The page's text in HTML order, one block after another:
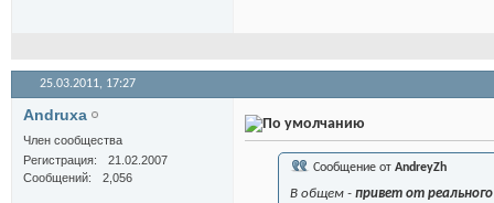
25.03.2011, 17:27
Andruxa
Член сообщества
Регистрация
21.02.2007
Сообщений
2,056
Сообщение от AndreyZh
В общем - привет от реального